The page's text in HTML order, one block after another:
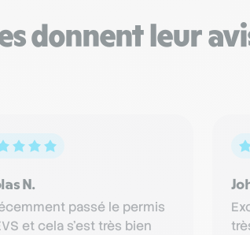
donnent leur
N.
passé le permis
et cela s'est très bien